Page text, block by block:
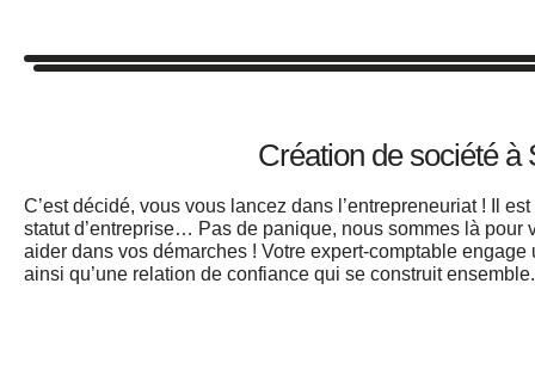
Création de société à
C’est décidé, vous vous lancez dans l’entrepreneuriat ! Il
statut d’entreprise… Pas de panique, nous sommes là pour
aider dans vos démarches ! Votre expert-comptable
ainsi qu’une relation de confiance qui se construit ensemble.